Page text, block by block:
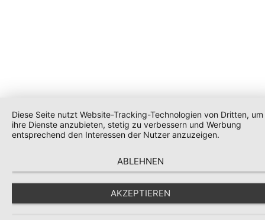
Diese Seite nutzt Website-Tracking-Technologien von Dritten, um
ihre Dienste anzubieten, stetig zu verbessern und Werbung
entsprechend den Interessen der Nutzer anzuzeigen.
ABLEHNEN
AKZEPTIEREN